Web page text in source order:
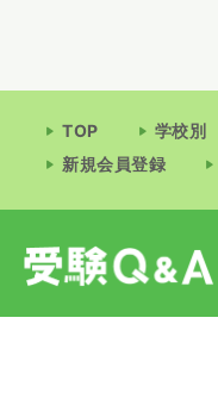
TOP 学校別
新規会員登録